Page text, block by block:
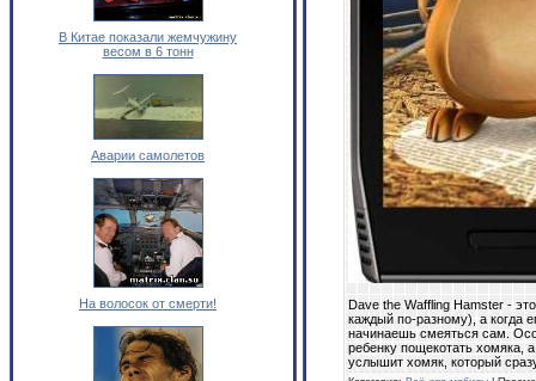
В Китае показали жемчужину
весом в 6 тонн
Аварии самолетов
На волосок от смерти!
Dave the Waffling Hamster -
каждый по-разному), а когда
начинаешь смеяться сам.
ребенку пощекотать хомяка,
услышит хомяк, который